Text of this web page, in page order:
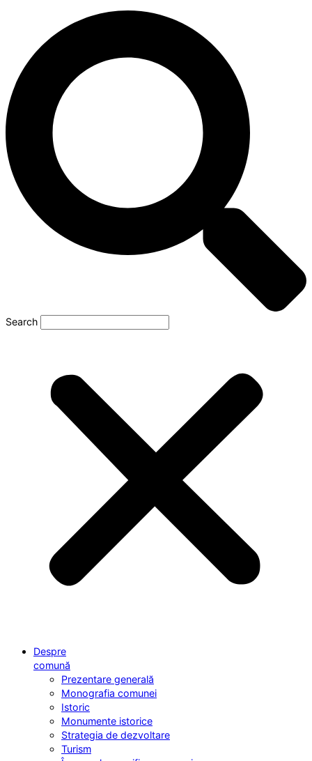
Search
Despre
comună
Prezentare generală
Monografia comunei
Istoric
Monumente istorice
Strategia de dezvoltare
Turism